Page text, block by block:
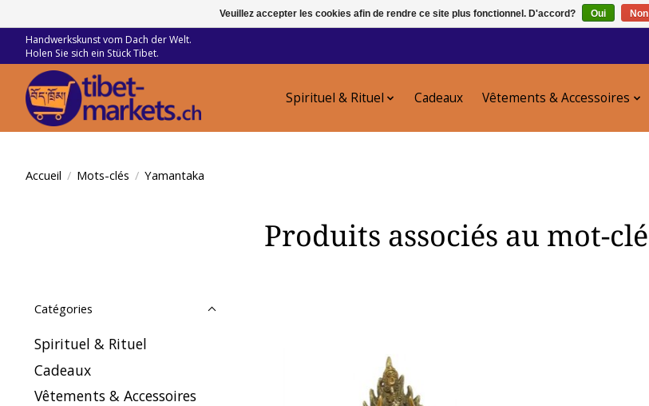
Handwerkskunst vom Dach der Welt.
Holen Sie sich ein Stück Tibet.
Spirituel & Rituel Cadeaux Vêtements & Accessoires
Accueil / Mots-clés / Yamantaka
Produits associés au mot-
Catégories
Spirituel & Rituel
Cadeaux
Vêtements & Accessoires
Veuillez accepter les cookies afin de rendre ce site plus fonctionnel. D'accord? Oui Non